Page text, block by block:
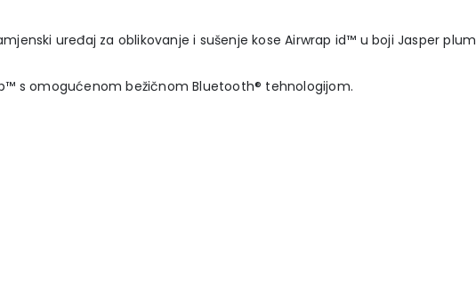
uređaj za oblikovanje i sušenje kose Airwrap id™ u boji Jasper plum
s omogućenom bežičnom Bluetooth® tehnologijom.